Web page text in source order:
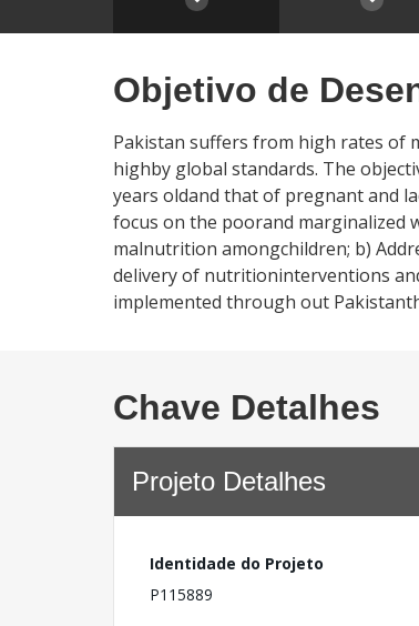
Objetivo de
Pakistan suffers from high rates of
highby global standards. The
years oldand that of pregnant and
focus on the poorand marginalized
malnutrition amongchildren; b)
delivery of nutritioninterventions
implemented through out
Chave Detalhes
Projeto Detalhes
Identidade do Projeto
P115889